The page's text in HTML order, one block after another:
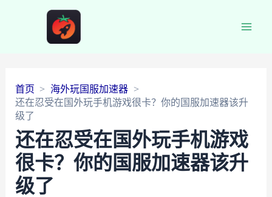
首页
海外玩国服加速器
还在忍受在国外玩手机游戏很卡？你的国服加速器该升
级了
还在忍受在国外玩手机游戏
很卡？你的国服加速器该升
级了